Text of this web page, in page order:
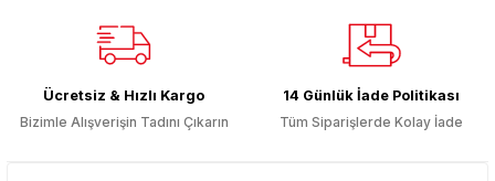
Ücretsiz & Hızlı Kargo
Bizimle Alışverişin Tadını Çıkarın
14 Günlük İade Politikası
Tüm Siparişlerde Kolay İade